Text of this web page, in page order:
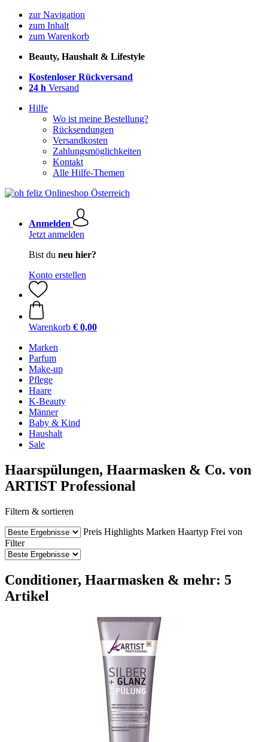
zur Navigation
zum Inhalt
zum Warenkorb
Beauty, Haushalt & Lifestyle
Kostenloser Rückversand
24 h Versand
Hilfe
Wo ist meine Bestellung?
Rücksendungen
Versandkosten
Zahlungsmöglichkeiten
Kontakt
Alle Hilfe-Themen
Anmelden
Jetzt anmelden
Bist du neu hier?
Konto erstellen
Warenkorb € 0,00
Marken
Parfum
Make-up
Pflege
Haare
K-Beauty
Männer
Baby & Kind
Haushalt
Sale
Haarspülungen, Haarmasken & Co. von
ARTIST Professional
Filtern & sortieren
Preis Highlights Marken Haartyp Frei von
Filter
Conditioner, Haarmasken & mehr: 5
Artikel